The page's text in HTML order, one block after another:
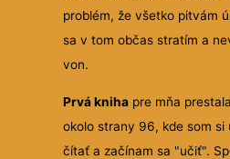
problém, že všetko pitvám
sa v tom občas stratím a
von.
Prvá kniha pre mňa
okolo strany 96, kde som si
čítať a začínam sa "učiť".